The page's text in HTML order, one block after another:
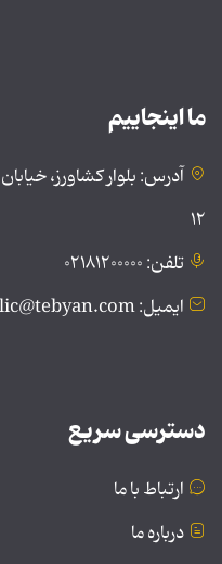
ما اینجاییم
آدرس: بلوار کشاورز،
۱۲
تلفن: ۰۲۱۸۱۲۰۰۰۰۰
ایمیل: public@tebyan.com
دسترسی سریع
ارتباط با ما
درباره ما